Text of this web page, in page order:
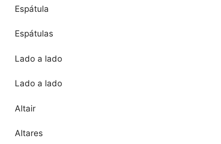
Espátula
Espátulas
Lado a lado
Lado a lado
Altair
Altares